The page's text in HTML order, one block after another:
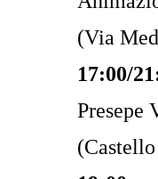
(Via
17:00/
Presepe